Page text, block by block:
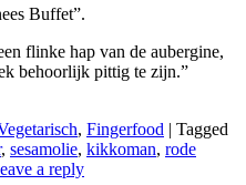
Buffet”.
flinke hap van de aubergine,
behoorlijk pittig te zijn.”
, Fingerfood | Tagged
, sesamolie, kikkoman, rode
a reply